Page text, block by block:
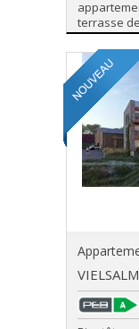
terrasse
VIELSALM